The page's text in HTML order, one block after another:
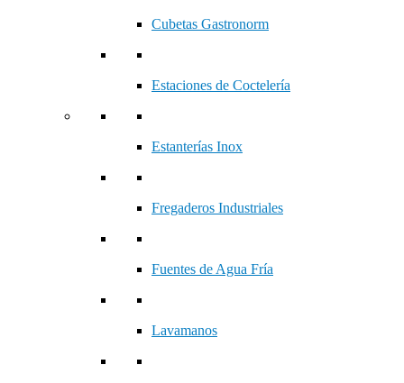
Cubetas Gastronorm
Estaciones de Coctelería
Estanterías Inox
Fregaderos Industriales
Fuentes de Agua Fría
Lavamanos